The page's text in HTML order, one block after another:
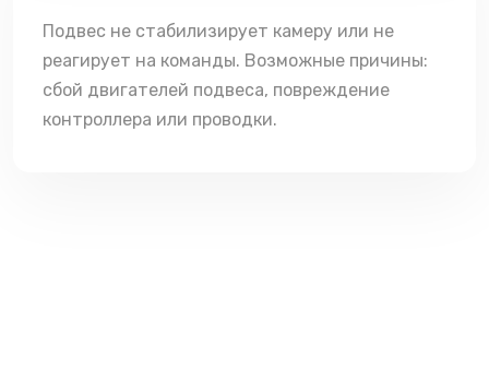
Подвес не стабилизирует камеру или не
реагирует на команды. Возможные причины:
сбой двигателей подвеса, повреждение
контроллера или проводки.